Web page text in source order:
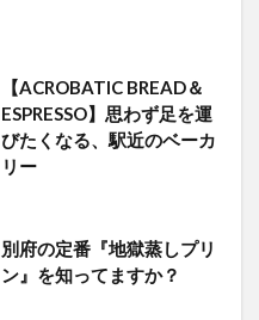
【ACROBATIC BREAD＆
ESPRESSO】思わず足を運
びたくなる、駅近のベーカ
リー
別府の定番『地獄蒸しプリ
ン』を知ってますか？